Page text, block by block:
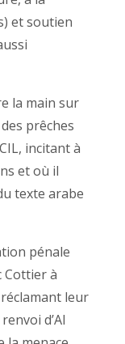
et soutien
la main sur
prêches
incitant à
et où il
texte arabe
pénale
Cottier à
leur
d’Al